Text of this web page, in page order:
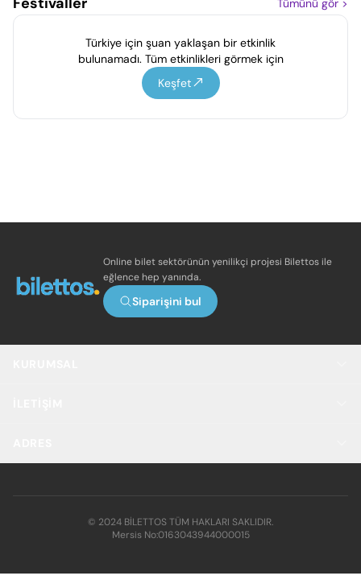
Tümünü gör >
Türkiye için şuan yaklaşan bir etkinlik
bulunamadı. Tüm etkinlikleri görmek için
Keşfet
Online bilet sektörünün yenilikçi projesi Bilettos ile
eğlence hep yanında.
Siparişini bul
© 2024 BİLETTOS TÜM HAKLARI SAKLIDIR.
Mersis No:0163043944000015